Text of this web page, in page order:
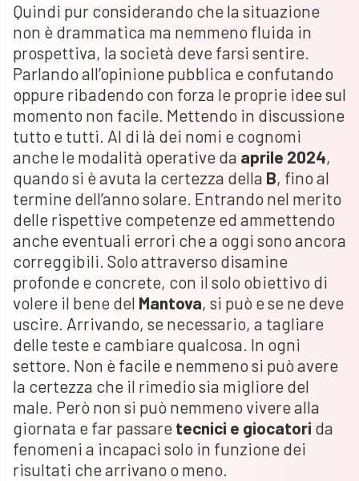
Quindi pur considerando che la situazione
non è drammatica ma nemmeno fluida in
prospettiva, la società deve farsi sentire.
Parlando all’opinione pubblica e confutando
oppure ribadendo con forza le proprie idee sul
momento non facile. Mettendo in discussione
tutto e tutti. Al di là dei nomi e cognomi
anche le modalità operative da aprile 2024,
quando si è avuta la certezza della B, fino al
termine dell’anno solare. Entrando nel merito
delle rispettive competenze ed ammettendo
anche eventuali errori che a oggi sono ancora
correggibili. Solo attraverso disamine
profonde e concrete, con il solo obiettivo di
volere il bene del Mantova, si può e se ne deve
uscire. Arrivando, se necessario, a tagliare
delle teste e cambiare qualcosa. In ogni
settore. Non è facile e nemmeno si può avere
la certezza che il rimedio sia migliore del
male. Però non si può nemmeno vivere alla
giornata e far passare tecnici e giocatori da
fenomeni a incapaci solo in funzione dei
risultati che arrivano o meno.